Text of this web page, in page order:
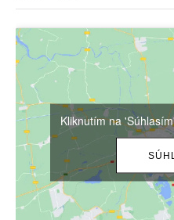
Kliknutím na